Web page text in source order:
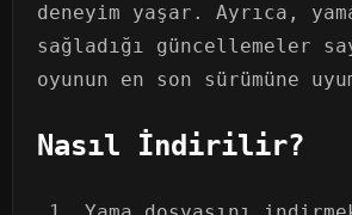
deneyim yaşar. Ayrıca,
sağladığı güncellemeler
oyunun en son sürümüne
Nasıl İndirilir?